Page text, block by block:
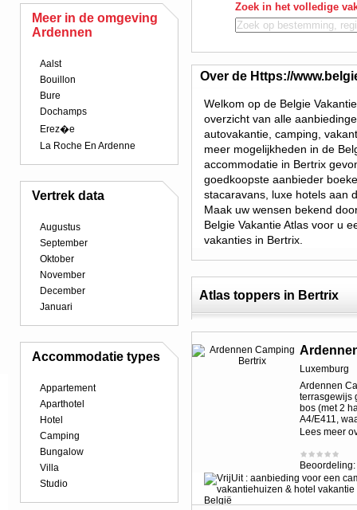
Meer in de omgeving
Ardennen
Aalst
Bouillon
Bure
Dochamps
Erez�e
La Roche En Ardenne
Vertrek data
Augustus
September
Oktober
November
December
Januari
Accommodatie types
Appartement
Aparthotel
Hotel
Camping
Bungalow
Villa
Studio
Zoek in het volledige
Over de Https://
Welkom op de Belgie
overzicht van alle
autovakantie, camping,
meer mogelijkheden in de
accommodatie in Bertrix
goedkoopste aanbieder
stacaravans, luxe hotels aan
Maak uw wensen bekend
Belgie Vakantie Atlas voor u
vakanties in Bertrix.
Atlas toppers in Bertrix
Luxemburg
Ardennen
terrasgewijs
bos (met 2
A4/E411,
Lees meer
Beoordeling: